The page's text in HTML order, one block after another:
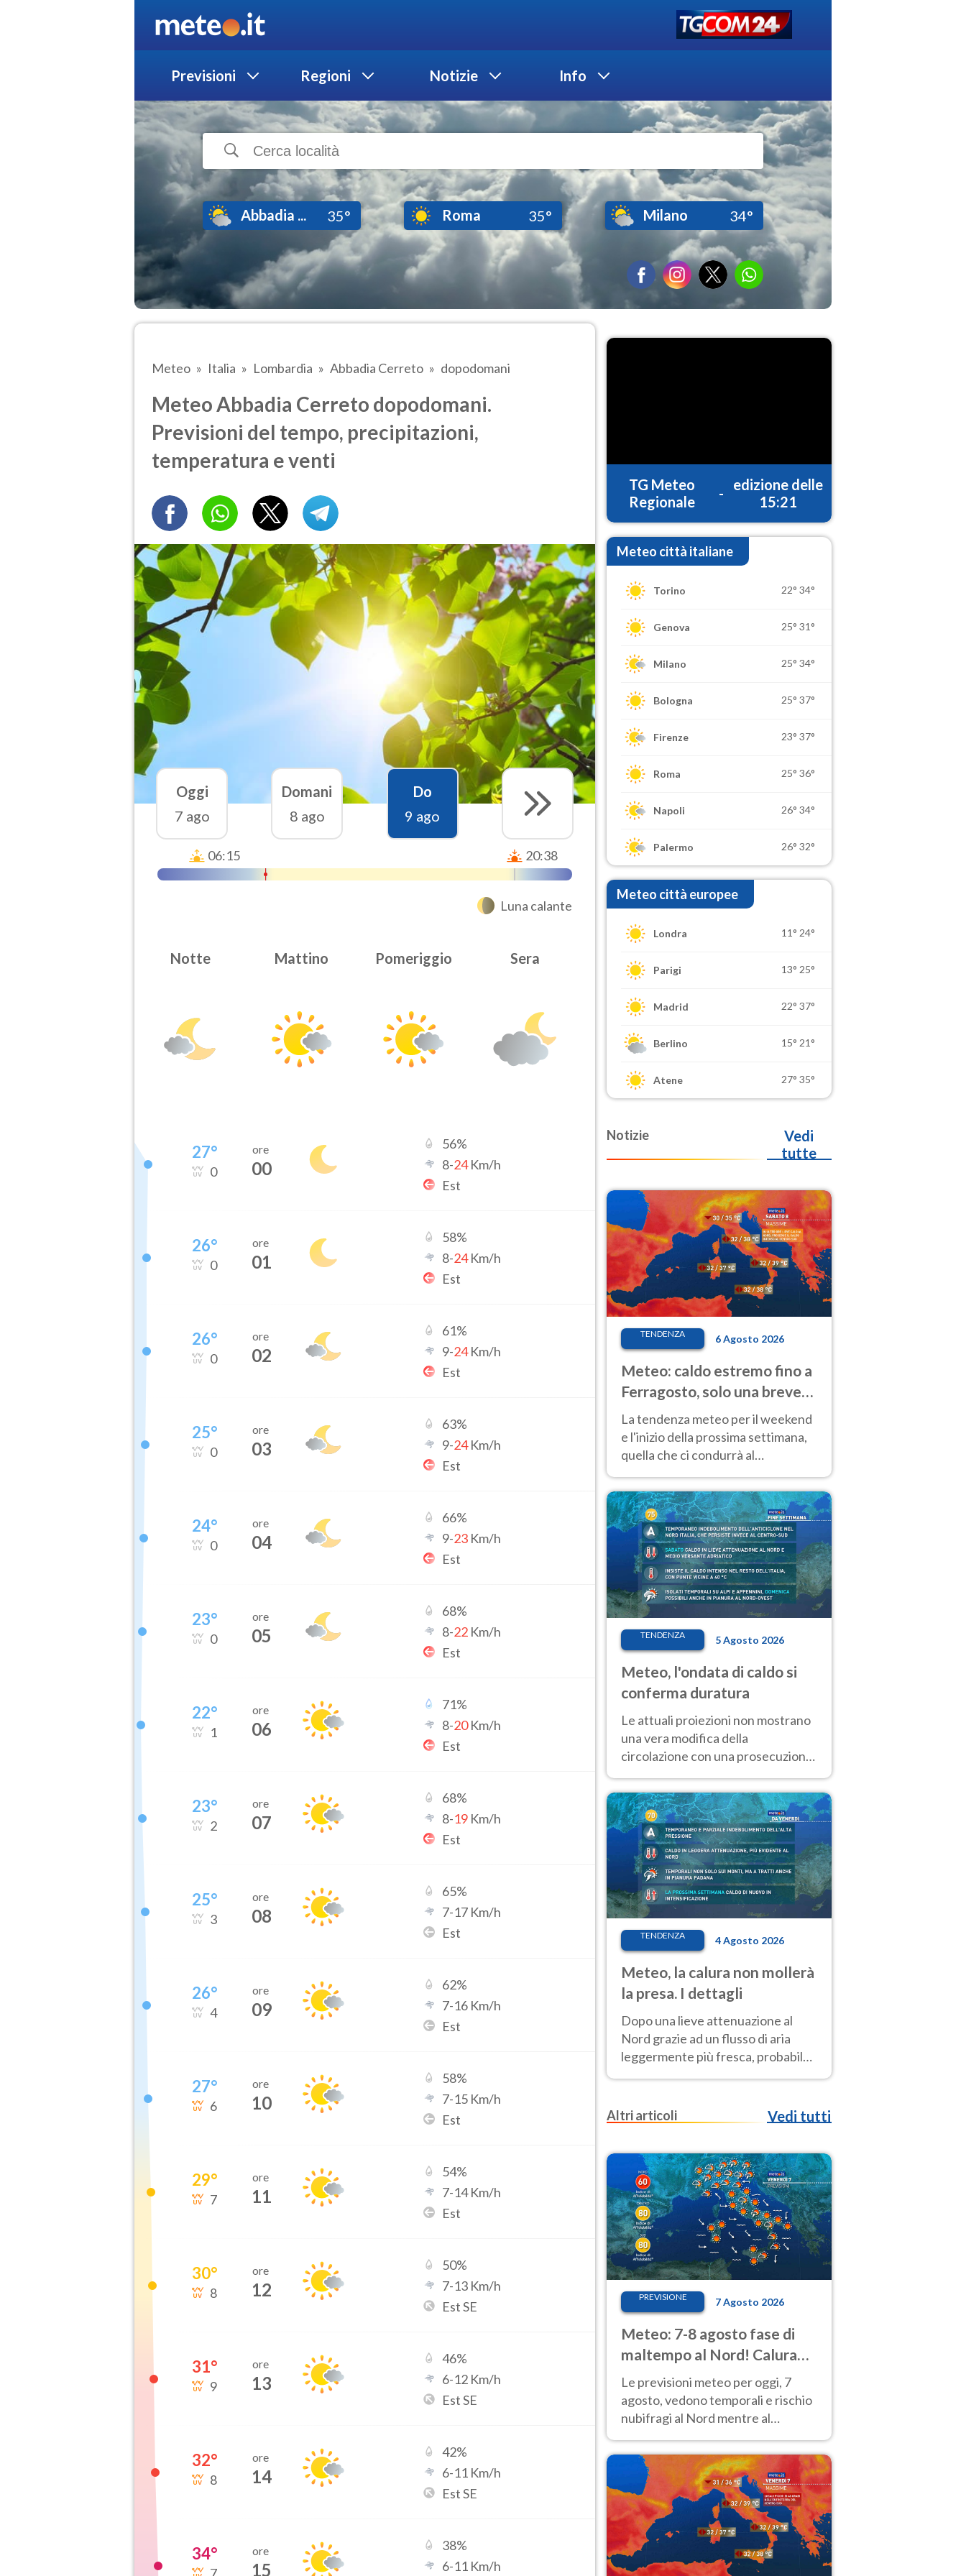
Previsioni Regioni Notizie Info
Abbadia ... 35° Roma 35° Milano 34°
Meteo Italia Lombardia Abbadia Cerreto dopodomani
Meteo Abbadia Cerreto dopodomani.
Previsioni del tempo, precipitazioni,
temperatura e venti
Oggi
7 ago
Domani
8 ago
Do
9 ago
06:15 20:38
Luna calante
Notte Mattino Pomeriggio Sera
27°
0
ore
00
56%
8-24Km/h
Est
26°
0
ore
01
58%
8-24Km/h
Est
26°
0
ore
02
61%
9-24Km/h
Est
25°
0
ore
03
63%
9-24Km/h
Est
24°
0
ore
04
66%
9-23 Km/h
Est
23°
0
ore
05
68%
8-22 Km/h
Est
22°
1
ore
06
71%
8-20Km/h
Est
23°
2
ore
07
68%
8-19 Km/h
Est
25°
3
ore
08
65%
7-17 Km/h
Est
26°
4
ore
09
62%
7-16 Km/h
Est
27°
6
ore
10
58%
7-15 Km/h
Est
29°
7
ore
11
54%
7-14Km/h
Est
30°
8
ore
12
50%
7-13 Km/h
Est SE
31°
9
ore
13
46%
6-12 Km/h
Est SE
32°
8
ore
14
42%
6-11 Km/h
Est SE
34° ore
15
38%
6-11 Km/h
TG Meteo
Regionale
-
edizione delle
15:21
Meteo città italiane
Torino 22° 34°
Genova 25° 31°
Milano 25° 34°
Bologna 25° 37°
Firenze 23° 37°
Roma 25° 36°
Napoli 26° 34°
Palermo 26° 32°
Meteo città europee
Londra 11° 24°
Parigi 13° 25°
Madrid 22° 37°
Berlino 15° 21°
Atene 27° 35°
Notizie
Vedi
tutte
TENDENZA 6 Agosto 2026
Meteo: caldo estremo fino a
Ferragosto, solo una breve
pausa. Ecco dove
La tendenza meteo per il weekend
e l'inizio della prossima settimana,
quella che ci condurrà al
temperature molto elevate
TENDENZA 5 Agosto 2026
Meteo, l'ondata di caldo si
conferma duratura
Le attuali proiezioni non mostrano
una vera modifica della
circolazione con una prosecuzione
giorni, compresa la settimana di
Ferragosto
TENDENZA 4 Agosto 2026
Meteo, la calura non mollerà
la presa. I dettagli
Dopo una lieve attenuazione al
Nord grazie ad un flusso di aria
leggermente più fresca, probabile
nuovo rinforzo dell’anticiclone
Altri articoli
Vedi tutti
PREVISIONE 7 Agosto 2026
Meteo: 7-8 agosto fase di
maltempo al Nord! Calura
fino a Ferragosto
Le previsioni meteo per oggi, 7
agosto, vedono temporali e rischio
nubifragi al Nord mentre al
molto intenso.